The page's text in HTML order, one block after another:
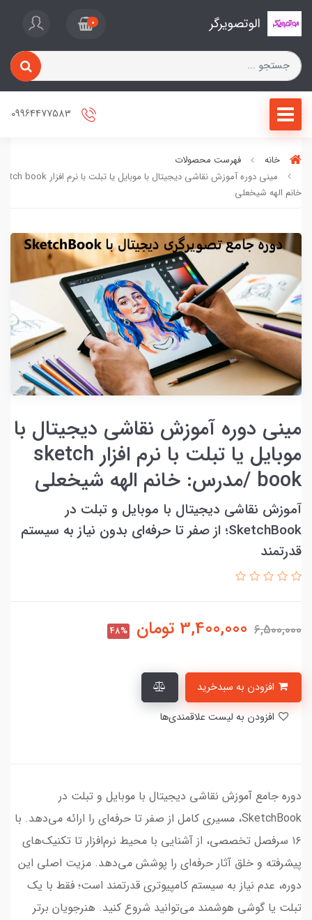
الوتصویرگر 0
خانه فهرست محصولات
خانم الهه شیخعلی
مینی دوره آموزش نقاشی دیجیتال با
موبایل یا تبلت با نرم افزار sketch
book /مدرس: خانم الهه شیخعلی
آموزش نقاشی دیجیتال با موبایل و تبلت در
SketchBook؛ از صفر تا حرفه‌ای بدون نیاز به سیستم
قدرتمند
6,500,000
3,400,000 تومان 48%
دوره جامع آموزش نقاشی دیجیتال با موبایل و تبلت در
SketchBook، مسیری کامل از صفر تا حرفه‌ای را ارائه می‌دهد. با
۱۶ سرفصل تخصصی، از آشنایی با محیط نرم‌افزار تا تکنیک‌های
پیشرفته و خلق آثار حرفه‌ای را پوشش می‌دهد. مزیت اصلی این
دوره، عدم نیاز به سیستم کامپیوتری قدرتمند است؛ فقط با یک
تبلت یا گوشی هوشمند می‌توانید شروع کنید. هنرجویان برتر